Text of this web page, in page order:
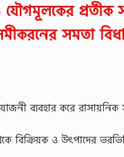
প্রতীক
সমতা
ব্যবহার করে
বিক্রিয়ক ও উৎপাদের